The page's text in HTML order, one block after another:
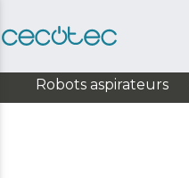
Robots aspirateurs